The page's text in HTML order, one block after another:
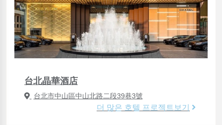
台北晶華酒店
台北市中山區中山北路二段39巷3號
더 많은 호텔 프로젝트보기